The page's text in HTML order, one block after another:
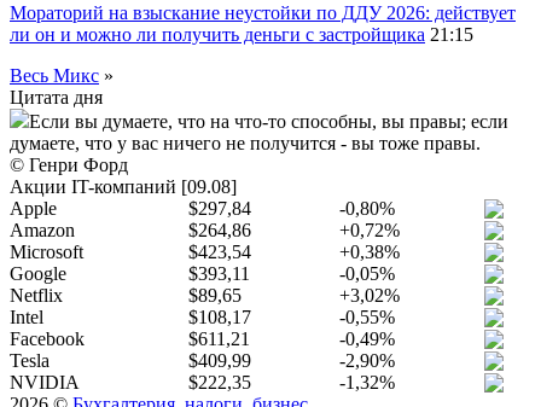
Мораторий на взыскание неустойки по ДДУ 2026: действует
ли он и можно ли получить деньги с застройщика 21:15
Весь Микс »
Цитата дня
Если вы думаете, что на что-то способны, вы правы; если
думаете, что у вас ничего не получится - вы тоже правы.
© Генри Форд
Акции IT-компаний [09.08]
Apple
$297,84
-0,80%
Amazon
$264,86
+0,72%
Microsoft
$423,54
+0,38%
Google
$393,11
-0,05%
Netflix
$89,65
+3,02%
Intel
$108,17
-0,55%
Facebook
$611,21
-0,49%
Tesla
$409,99
-2,90%
NVIDIA
$222,35
-1,32%